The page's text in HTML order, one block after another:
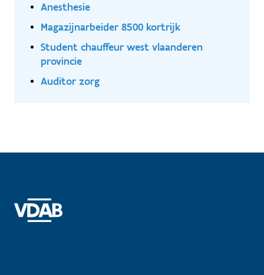
Anesthesie
Magazijnarbeider 8500 kortrijk
Student chauffeur west vlaanderen
provincie
Auditor zorg